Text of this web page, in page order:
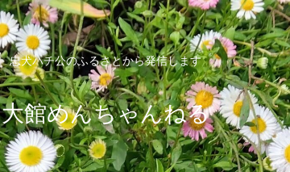
忠犬ハチ公のふるさとから発信します
大館めんちゃんねる